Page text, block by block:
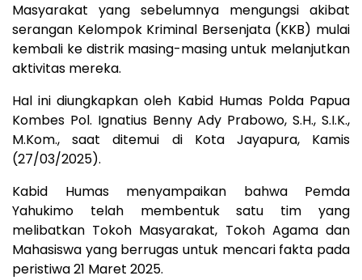
Masyarakat yang sebelumnya mengungsi akibat
serangan Kelompok Kriminal Bersenjata (KKB) mulai
kembali ke distrik masing-masing untuk melanjutkan
aktivitas mereka.
Hal ini diungkapkan oleh Kabid Humas Polda Papua
Kombes Pol. Ignatius Benny Ady Prabowo, S.H., S.I.K.,
M.Kom., saat ditemui di Kota Jayapura, Kamis
(27/03/2025).
Kabid Humas menyampaikan bahwa Pemda
Yahukimo telah membentuk satu tim yang
melibatkan Tokoh Masyarakat, Tokoh Agama dan
Mahasiswa yang berrugas untuk mencari fakta pada
peristiwa 21 Maret 2025.